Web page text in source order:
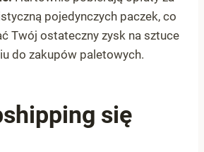
pojedynczych paczek, co
Twój ostateczny zysk na sztuce
do zakupów paletowych.
się